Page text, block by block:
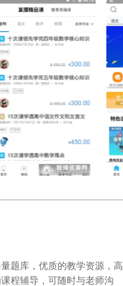
题库，优质的教学资源，高
程辅导，可随时与老师沟